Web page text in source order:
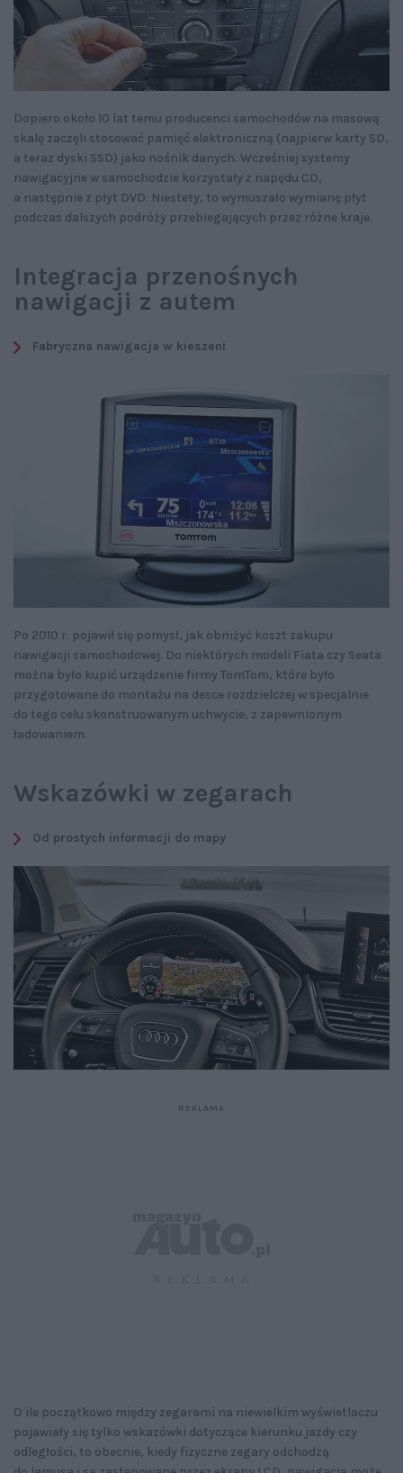
Dopiero około 10 lat temu producenci samochodów na masową
skalę zaczęli stosować pamięć elektroniczną (najpierw karty SD,
a teraz dyski SSD) jako nośnik danych. Wcześniej systemy
nawigacyjne w samochodzie korzystały z napędu CD,
a następnie z płyt DVD. Niestety, to wymuszało wymianę płyt
podczas dalszych podróży przebiegających przez różne kraje.
Integracja przenośnych
nawigacji z autem
Fabryczna nawigacja w kieszeni
Po 2010 r. pojawił się pomysł, jak obniżyć koszt zakupu
nawigacji samochodowej. Do niektórych modeli Fiata czy Seata
można było kupić urządzenie firmy TomTom, które było
przygotowane do montażu na desce rozdzielczej w specjalnie
do tego celu skonstruowanym uchwycie, z zapewnionym
ładowaniem.
Wskazówki w zegarach
Od prostych informacji do mapy
O ile początkowo między zegarami na niewielkim wyświetlaczu
pojawiały się tylko wskazówki dotyczące kierunku jazdy czy
odległości, to obecnie, kiedy fizyczne zegary odchodzą